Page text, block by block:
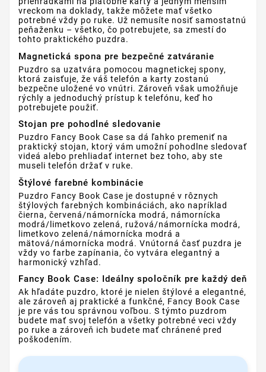
vreckom na doklady, takže môžete mať všetko
potrebné vždy po ruke. Už nemusíte nosiť samostatnú
peňaženku – všetko, čo potrebujete, sa zmestí do
tohto praktického puzdra.
Magnetická spona pre bezpečné zatváranie
Puzdro sa uzatvára pomocou magnetickej spony,
ktorá zaisťuje, že váš telefón a karty zostanú
bezpečne uložené vo vnútri. Zároveň však umožňuje
rýchly a jednoduchý prístup k telefónu, keď ho
potrebujete použiť.
Stojan pre pohodlné sledovanie
Puzdro Fancy Book Case sa dá ľahko premeniť na
praktický stojan, ktorý vám umožní pohodlne sledovať
videá alebo prehliadať internet bez toho, aby ste
museli telefón držať v ruke.
Štýlové farebné kombinácie
Puzdro Fancy Book Case je dostupné v rôznych
štýlových farebných kombináciách, ako napríklad
čierna, červená/námornícka modrá, námornícka
modrá/limetkovo zelená, ružová/námornícka modrá,
limetkovo zelená/námornícka modrá a
mätová/námornícka modrá. Vnútorná časť puzdra je
vždy vo farbe zapínania, čo vytvára elegantný a
harmonický vzhľad.
Fancy Book Case: Ideálny spoločník pre každý deň
Ak hľadáte puzdro, ktoré je nielen štýlové a elegantné,
ale zároveň aj praktické a funkčné, Fancy Book Case
je pre vás tou správnou voľbou. S týmto puzdrom
budete mať svoj telefón a všetky potrebné veci vždy
po ruke a zároveň ich budete mať chránené pred
poškodením.